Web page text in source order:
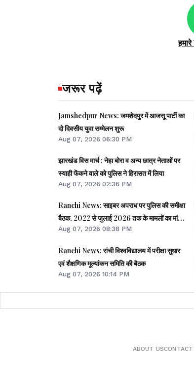
जरूर पढ़ें
Jamshedpur News: जमशेदपुर में आजसू पार्टी का
दो दिवसीय युवा सम्मेलन शुरू
Aug 07, 2026 06:30 PM
झारखंड विस मार्च : नेहा बोरा व अन्य छात्र नेताओं पर
स्याही फेंकने वाले को पुलिस ने हिरासत में लिया
Aug 07, 2026 02:36 PM
Ranchi News: साइबर अपराध पर पुलिस की समीक्षा
बैठक, 2022 से जुलाई 2026 तक के मामलों का मांगा
ब्योरा
Aug 07, 2026 08:38 PM
Ranchi News: रांची विश्वविद्यालय में परीक्षा सुधार
एवं शैक्षणिक मूल्यांकन समिति की बैठक
Aug 07, 2026 10:14 PM
ABOUT US